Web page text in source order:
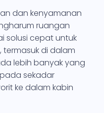
dan kenyamanan
ruangan
solusi cepat untuk
di dalam
lebih banyak yang
sekadar
ke dalam kabin